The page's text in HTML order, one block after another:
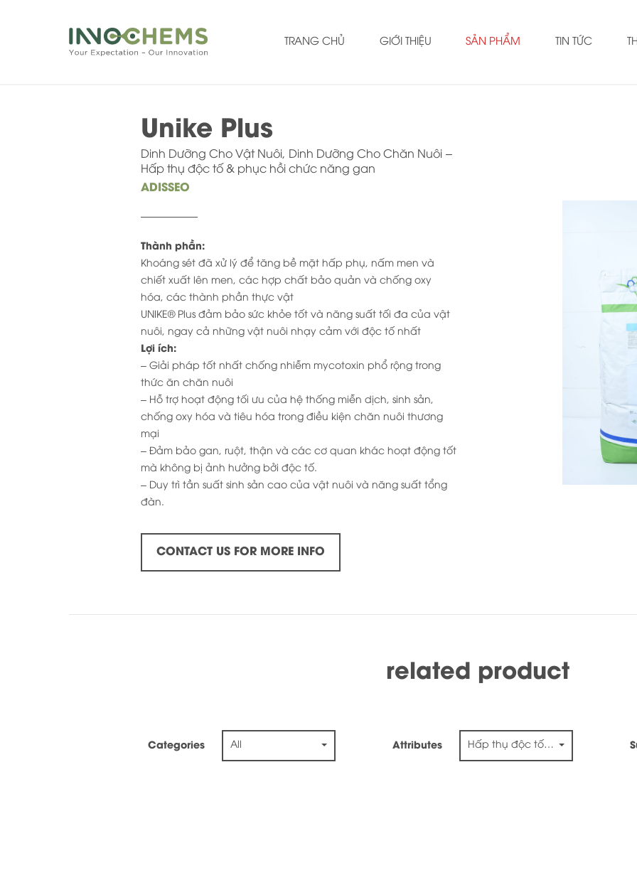
TRANG CHỦ GIỚI THIỆU SẢN PHẨM TIN TỨC
Unike Plus
Dinh Dưỡng Cho Vật Nuôi
Dinh Dưỡng Cho Chăn Nuôi
Hấp thụ độc tố & phục hồi chức năng gan
ADISSEO
Thành phần:
Khoáng sét đã xử lý để tăng bề mặt hấp phụ, nấm men và
chiết xuất lên men, các hợp chất bảo quản và chống oxy
hóa, các thành phần thực vật
UNIKE® Plus đảm bảo sức khỏe tốt và năng suất tối đa của vật
nuôi, ngay cả những vật nuôi nhạy cảm với độc tố nhất
Lợi ích:
– Giải pháp tốt nhất chống nhiễm mycotoxin phổ rộng trong
thức ăn chăn nuôi
– Hỗ trợ hoạt động tối ưu của hệ thống miễn dịch, sinh sản,
chống oxy hóa và tiêu hóa trong điều kiện chăn nuôi thương
mại
– Đảm bảo gan, ruột, thận và các cơ quan khác hoạt động tốt
mà không bị ảnh hưởng bởi độc tố.
– Duy trì tần suất sinh sản cao của vật nuôi và năng suất tổng
đàn.
CONTACT US FOR MORE INFO
related product
Categories All Attributes Hấp thụ độc tố & phục hồi chức